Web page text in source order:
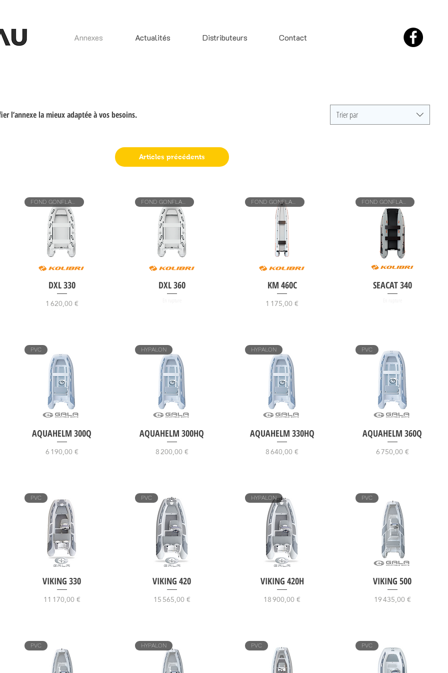
Annexes Actualités Distributeurs Contact
Trier par
Articles précédents
FOND GONFLABLE
DXL 330
Prix
1 620,00 €
FOND GONFLABLE
DXL 360
FOND GONFLABLE
KM 460C
Prix
1 175,00 €
FOND GONFLABLE
SEACAT 340
PVC
AQUAHELM 300Q
Prix
6 190,00 €
HYPALON
AQUAHELM 300HQ
Prix
8 200,00 €
HYPALON
AQUAHELM 330HQ
Prix
8 640,00 €
PVC
AQUAHELM 360Q
Prix
6 750,00 €
PVC
VIKING 330
Prix
11 170,00 €
PVC
VIKING 420
Prix
15 565,00 €
HYPALON
VIKING 420H
Prix
18 900,00 €
PVC
VIKING 500
Prix
19 435,00 €
PVC HYPALON PVC PVC
l’annexe la mieux adaptée à vos besoins.